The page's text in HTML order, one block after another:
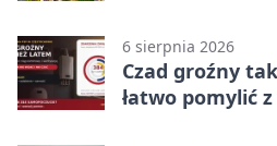
6 sierpnia 2026
Czad groźny
łatwo pomylić